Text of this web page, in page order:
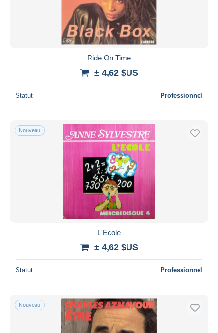
Ride On Time
± 4,62 $US
Statut Professionnel
Nouveau
L'Ecole
± 4,62 $US
Statut Professionnel
Nouveau